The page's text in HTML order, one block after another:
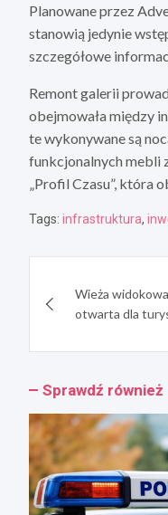
Planowane przez
stanowią jedynie
szczegółowe
Remont galerii
obejmowała między
te wykonywane są
funkcjonalnych mebli
„Profil Czasu”, która
Tags: infrastruktura,
wpisu
Wieża
otwarta dla
Sprawdź również